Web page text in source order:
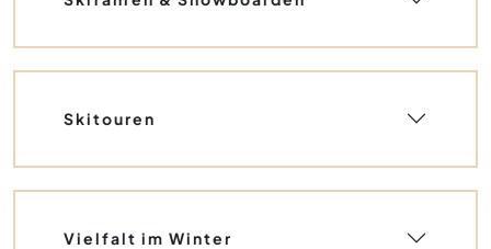
Skitouren
Vielfalt im Winter